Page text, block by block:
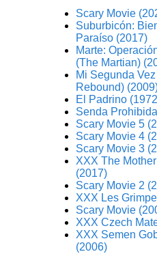
Scary Movie
Suburbicón:
Paraíso (2017)
Marte:
(The Martian)
Mi Segunda
Rebound)
El Padrino
Senda
Scary Movie 5
Scary Movie 4
Scary Movie 3
XXX The
(2017)
Scary Movie 2
XXX Les
Scary Movie
XXX Czech
XXX Semen
(2006)